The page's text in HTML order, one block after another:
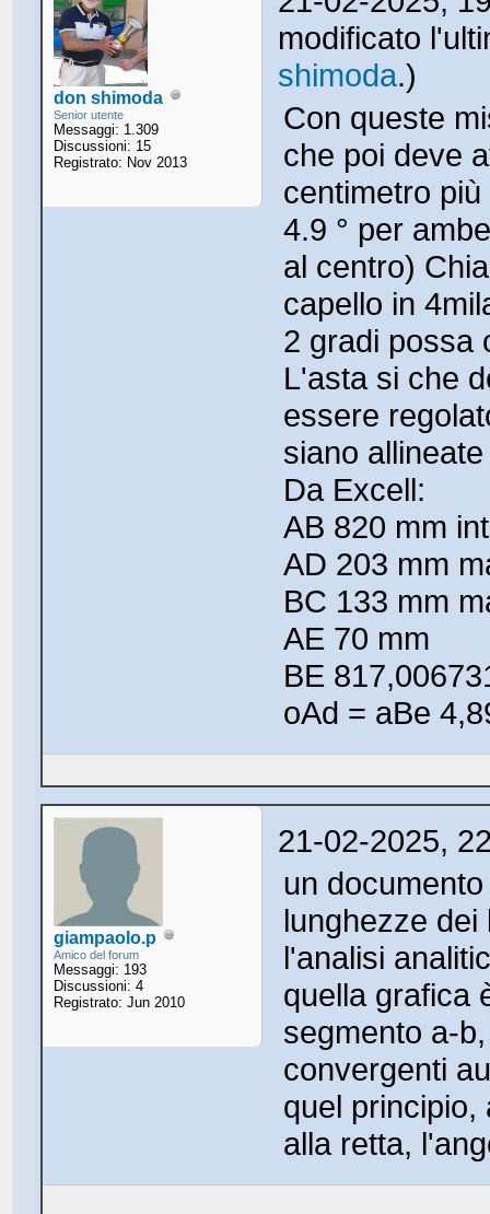
don shimoda
Senior utente
Messaggi: 1.309
Discussioni: 15
Registrato: Nov 2013
modificato
shimoda.)
Con queste
che poi deve
centimetro
4.9 ° per
al centro)
capello in
2 gradi possa
L'asta si che
essere
siano
Da Excell:
AB 820 mm
AD 203 mm
BC 133 mm
AE 70 mm
BE
oAd = aBe
giampaolo.p
Amico del forum
Messaggi: 193
Discussioni: 4
Registrato: Jun 2010
21-02-2025,
un
lunghezze
l'analisi
quella grafica
segmento a-
convergenti
quel principio,
alla retta,